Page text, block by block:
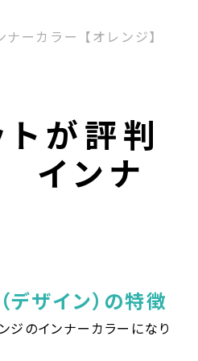
ーカラー【オレンジ】
が評判
インナ
デザイン）の特徴
ジのインナーカラーになり